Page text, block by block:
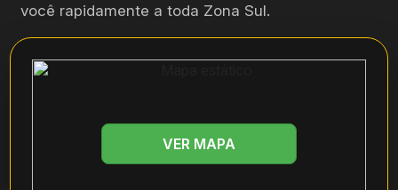
você rapidamente a toda Zona Sul.
VER MAPA